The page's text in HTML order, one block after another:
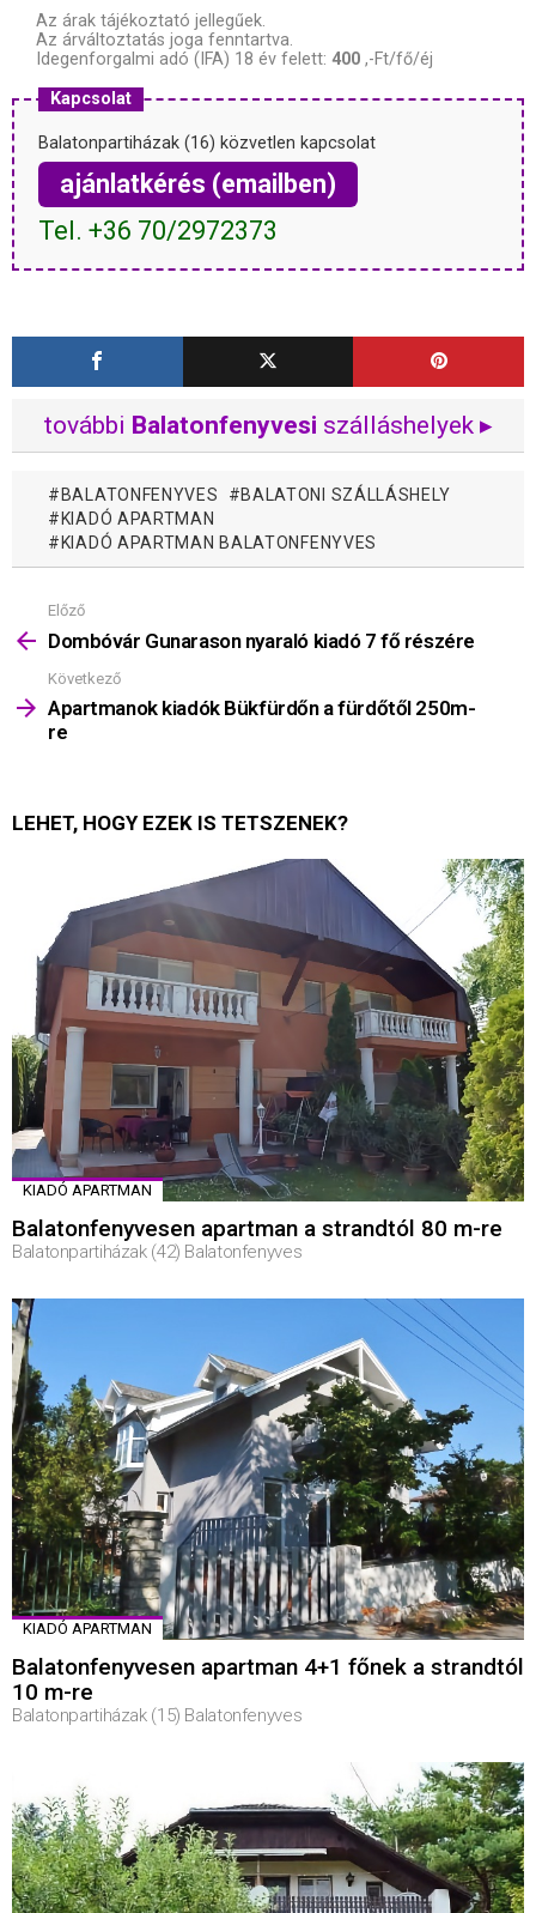
Az árak tájékoztató jellegűek.
Az árváltoztatás joga fenntartva.
Idegenforgalmi adó (IFA) 18 év felett: 400 ,-Ft/fő/éj
Kapcsolat
Balatonpartiházak (16) közvetlen kapcsolat
ajánlatkérés (emailben)
Tel. +36 70/2972373
további Balatonfenyvesi szálláshelyek ▸
BALATONFENYVES
BALATONI SZÁLLÁSHELY
KIADÓ APARTMAN
KIADÓ APARTMAN BALATONFENYVES
Mutass
többet
Előző
Dombóvár Gunarason nyaraló kiadó 7 fő részére
Következő
Apartmanok kiadók Bükfürdőn a fürdőtől 250m-
re
LEHET, HOGY EZEK IS TETSZENEK?
KIADÓ APARTMAN
Balatonfenyvesen apartman a strandtól 80 m-re
Balatonpartiházak (42) Balatonfenyves
KIADÓ APARTMAN
Balatonfenyvesen apartman 4+1 főnek a strandtól
10 m-re
Balatonpartiházak (15) Balatonfenyves